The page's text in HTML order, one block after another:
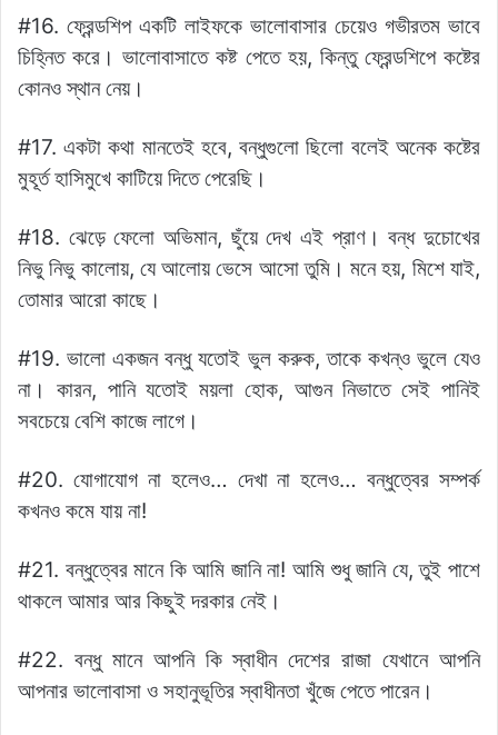
#16. ফ্রেন্ডশিপ একটি লাইফকে ভালোবাসার চেয়েও গভীরতম ভাবে
চিহ্নিত করে। ভালোবাসাতে কষ্ট পেতে হয়, কিন্তু ফ্রেন্ডশিপে কষ্টের
কোনও স্থান নেয়।
#17. একটা কথা মানতেই হবে, বন্ধুগুলো ছিলো বলেই অনেক কষ্টের
মুহূর্ত হাসিমুখে কাটিয়ে দিতে পেরেছি।
#18. ঝেড়ে ফেলো অভিমান, ছুঁয়ে দেখ এই প্রাণ। বন্ধ দুচোখের
নিভু নিভু কালোয়, যে আলোয় ভেসে আসো তুমি। মনে হয়, মিশে যাই,
তোমার আরো কাছে।
#19. ভালো একজন বন্ধু যতোই ভুল করুক, তাকে কখন্ও ভুলে যেও
না। কারন, পানি যতোই ময়লা হোক, আগুন নিভাতে সেই পানিই
সবচেয়ে বেশি কাজে লাগে।
#20. যোগাযোগ না হলেও… দেখা না হলেও… বন্ধুত্বের সম্পর্ক
কখনও কমে যায় না!
#21. বন্ধুত্বের মানে কি আমি জানি না! আমি শুধু জানি যে, তুই পাশে
থাকলে আমার আর কিছুই দরকার নেই।
#22. বন্ধু মানে আপনি কি স্বাধীন দেশের রাজা যেখানে আপনি
আপনার ভালোবাসা ও সহানুভূতির স্বাধীনতা খুঁজে পেতে পারেন।